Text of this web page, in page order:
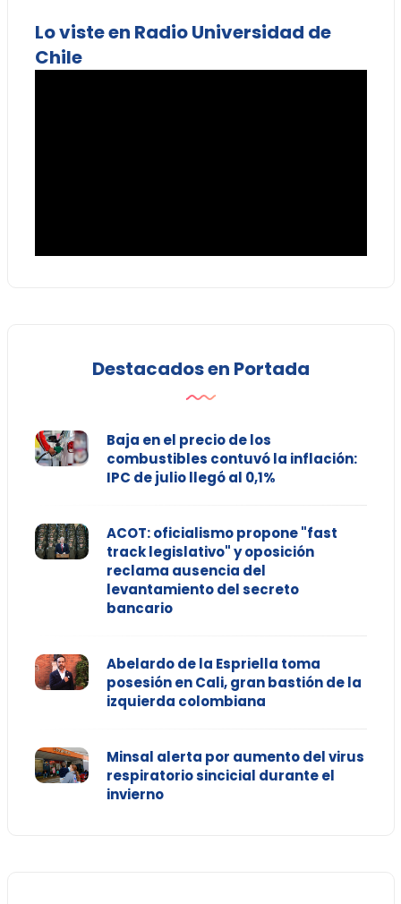
Lo viste en Radio Universidad de
Chile
Destacados en Portada
Baja en el precio de los
combustibles contuvó la inflación:
IPC de julio llegó al 0,1%
ACOT: oficialismo propone "fast
track legislativo" y oposición
reclama ausencia del
levantamiento del secreto
bancario
Abelardo de la Espriella toma
posesión en Cali, gran bastión de la
izquierda colombiana
Minsal alerta por aumento del virus
respiratorio sincicial durante el
invierno